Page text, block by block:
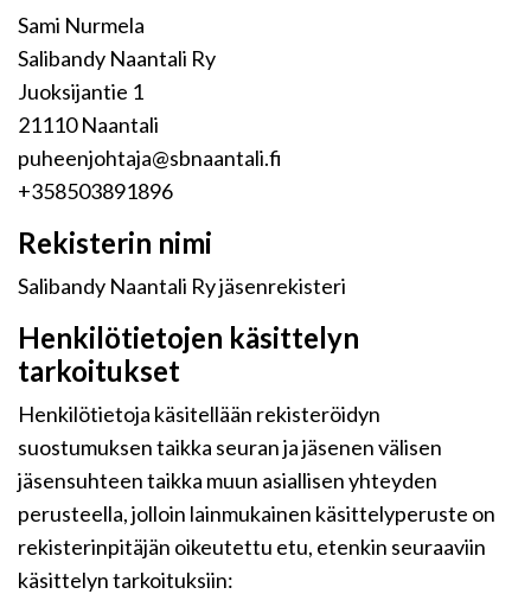
Sami Nurmela
Salibandy Naantali Ry
Juoksijantie 1
21110 Naantali
puheenjohtaja@sbnaantali.fi
+358503891896
Rekisterin nimi
Salibandy Naantali Ry jäsenrekisteri
Henkilötietojen käsittelyn
tarkoitukset
Henkilötietoja käsitellään rekisteröidyn
suostumuksen taikka seuran ja jäsenen välisen
jäsensuhteen taikka muun asiallisen yhteyden
perusteella, jolloin lainmukainen käsittelyperuste on
rekisterinpitäjän oikeutettu etu, etenkin seuraaviin
käsittelyn tarkoituksiin: